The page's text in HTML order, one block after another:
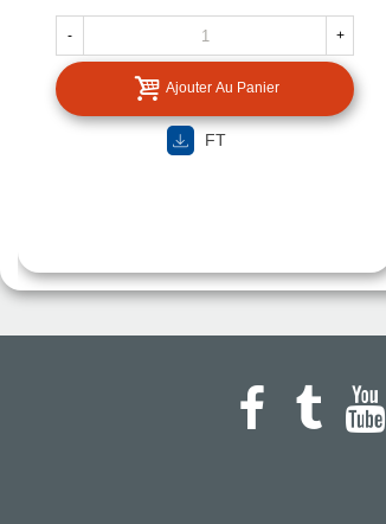
- +
Ajouter Au Panier
FT